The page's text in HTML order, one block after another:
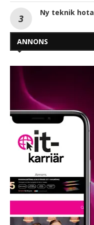
Ny teknik
ANNONS